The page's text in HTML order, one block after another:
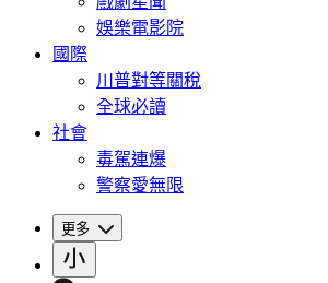
娛樂電影院
國際
川普對等關稅
全球必讀
社會
毒駕連爆
警察愛無限
更多